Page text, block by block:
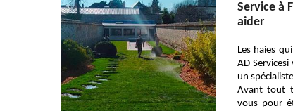
Service à
aider
Les haies
AD
un
Avant tout
vous pour